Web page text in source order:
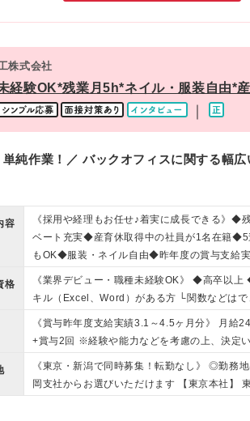
株式会社
経験OK*残業月5h*ネイル・服装自由*
単純作業！／ バックオフィスに関する幅
容
《採用や経理もお任せ♪着実に成長できる》◆
ベート充実◆産育休取得中の社員が1名在籍◆5
もOK◆服装・ネイル自由◆昨年度の賞与支給
月分
格
《業界デビュー・職種未経験OK》 ◆高卒以
キル（Excel、Word）がある方 └関数などはで
す！ ◇社会人未経験歓迎 ◇第二新卒歓迎 《こ
◎》 ・安定企業で腰を据えて働きたい方 ・仕
を両立したい方
《賞与昨年度支給実績3.1～4.5ヶ月分》 月給
+賞与2回 ※経験や能力などを考慮の上、決定
給には固定残業代（10時間分／1万4000円～
過分は別途全額支給いたします ※入社後6ヶ月
ります（期間中の給与・待遇に差異なし） ★
《東京・新潟で同時募集！転勤なし》 ◎勤務
岡支社からお選びいただけます 【東京本社】